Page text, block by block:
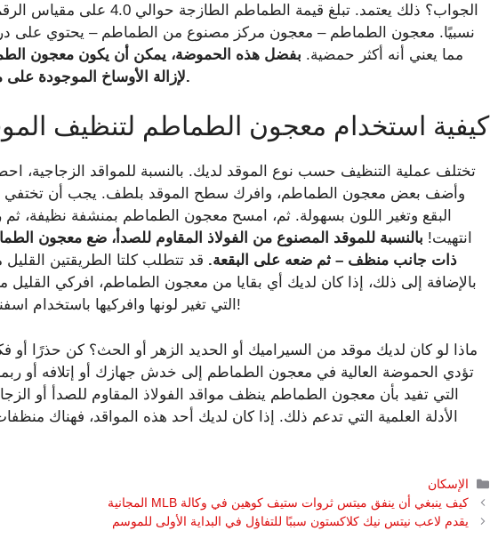
الجواب؟ ذلك يعتمد. تبلغ قيمة
مما يعني أنه أكثر حمضية. بفضل هذه الحموضة، يمكن أن يكون معجون
لإزالة الأوساخ الموجودة على مواقد الزجاج والفولاذ المقاوم للصدأ.
كيفية استخدام معجون الطماطم لتنظيف
تختلف عملية التنظيف حسب نوع الموقد لديك. بالنسبة للمواقد الزجاجية،
البقع وتغير اللون بسهولة. ثم، امسح معجون الطماطم بمنشفة نظيفة،
انتهيت! بالنسبة للموقد المصنوع من الفولاذ المقاوم للصدأ، ضع معجون
ذات جانب منظف – ثم ضعه على البقعة. قد تتطلب كلتا الطريقتين
بالإضافة إلى ذلك، إذا كان لديك أي بقايا من معجون الطماطم، افركي القليل
التي تغير لونها وافركيها باستخدام اسفنجة الأطباق لجعلها تبدو وكأنها جديدة!
ماذا لو كان لديك موقد من السيراميك أو الحديد الزهر أو الحث؟ كن حذرًا
تؤدي الحموضة العالية في معجون الطماطم إلى خدش جهازك أو إتلافه أو
التي تفيد بأن معجون الطماطم ينظف مواقد الفولاذ المقاوم للصدأ أو
الأدلة العلمية التي تدعم ذلك. إذا كان لديك أحد هذه المواقد، فهناك
التصنيفات
الإسكان
كيف ينبغي أن ينفق ميتس ثروات ستيف كوهين في وكالة MLB المجانية
يقدم لاعب نيتس نيك كلاكستون سببًا للتفاؤل في البداية الأولى للموسم